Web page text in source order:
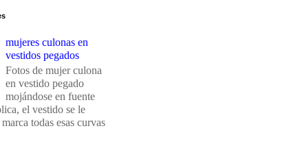
mujeres culonas en
vestidos pegados
Fotos de mujer culona
en vestido pegado
mojándose en fuente
el vestido se le
todas esas curvas